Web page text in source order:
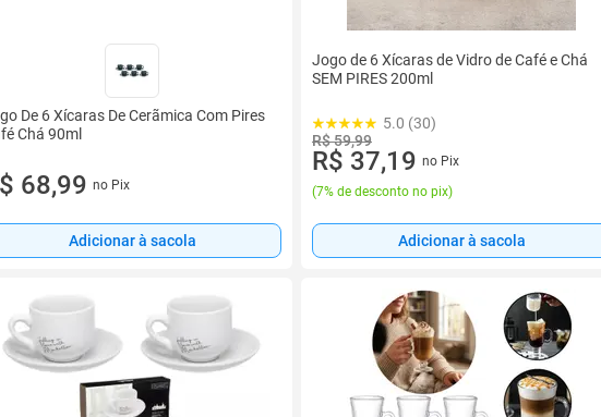
De 6 Xícaras De Cerãmica Com Pires
Chá 90ml
68,99 no Pix
Adicionar à sacola
Jogo de 6 Xícaras de Vidro de Café e Chá
SEM PIRES 200ml
5.0 (30)
R$ 59,99
R$ 37,19 no Pix
(7% de desconto no pix)
Adicionar à sacola